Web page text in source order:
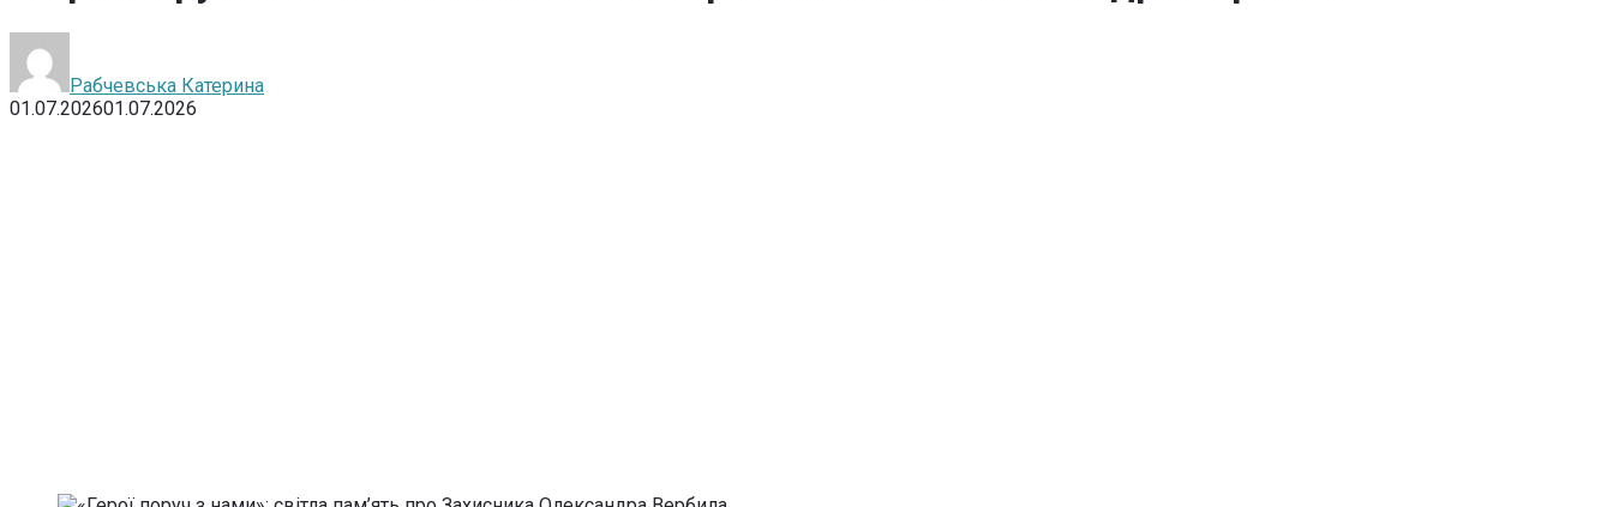
Рабчевська Катерина
01.07.202601.07.2026